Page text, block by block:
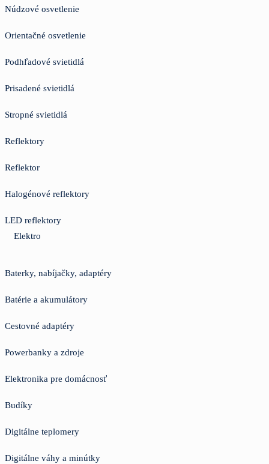
Núdzové osvetlenie
Orientačné osvetlenie
Podhľadové svietidlá
Prisadené svietidlá
Stropné svietidlá
Reflektory
Reflektor
Halogénové reflektory
LED reflektory
Elektro
Baterky, nabíjačky, adaptéry
Batérie a akumulátory
Cestovné adaptéry
Powerbanky a zdroje
Elektronika pre domácnosť
Budíky
Digitálne teplomery
Digitálne váhy a minútky